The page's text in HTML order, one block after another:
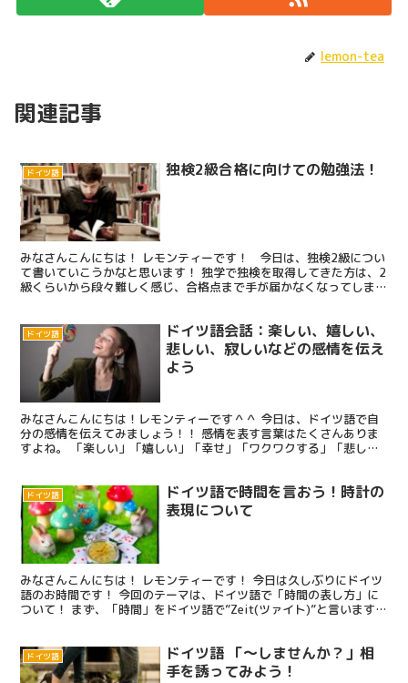
lemon-tea
関連記事
ドイツ語 独検2級合格に向けての勉強法！
みなさんこんにちは！ レモンティーです！ 今日は、独検2級につい
て書いていこうかなと思います！ 独学で独検を取得してきた方は、2
級くらいから段々難しく感じ、合格点まで手が届かなくなってしまっ
ドイツ語
ドイツ語会話：楽しい、嬉しい、
悲しい、寂しいなどの感情を伝え
よう
みなさんこんにちは！レモンティーです＾＾ 今日は、ドイツ語で自
分の感情を伝えてみましょう！！ 感情を表す言葉はたくさんありま
すよね。 「楽しい」「嬉しい」「幸せ」「ワクワクする」「悲し
ドイツ語
ドイツ語で時間を言おう！時計の
表現について
みなさんこんにちは！ レモンティーです！ 今日は久しぶりにドイツ
語のお時間です！ 今回のテーマは、ドイツ語で「時間の表し方」に
ついて！ まず、「時間」をドイツ語で”Zeit(ツァイト)”と言います。
ドイツ語
ドイツ語 「～しませんか？」相
手を誘ってみよう！